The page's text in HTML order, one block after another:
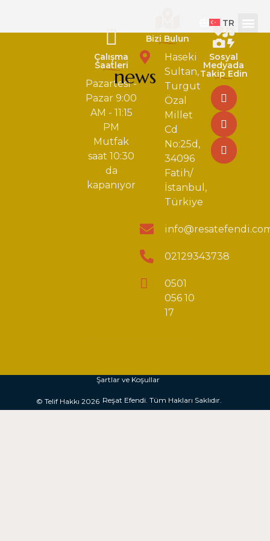
TR
news
Çalışma
Saatleri
Pazartesi -
Pazar 9:00
AM - 11:15
PM
Mutfak
saat 10:30
da
kapanıyor
Bizi Bulun
Haseki
Sultan,
Turgut
Özal
Millet
Cd
No:25d,
34096
Fatih/
İstanbul,
Türkiye
02129343738
0501
056 10
17
Sosyal
Medyada
Takip Edin
© Telif Hakkı 2026 Reşat Efendi. Tüm Hakları Saklıdır.
Şartlar ve Koşullar